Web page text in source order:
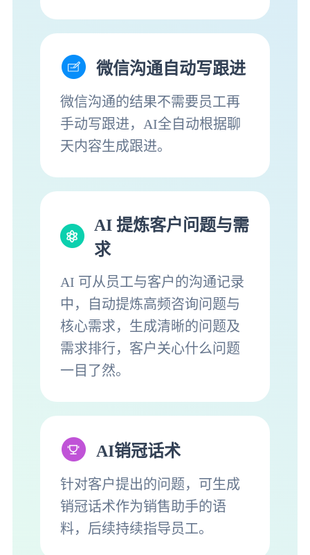
微信沟通自动写跟进
微信沟通的结果不需要员工再
手动写跟进，AI全自动根据聊
天内容生成跟进。
AI 提炼客户问题与需
求
AI 可从员工与客户的沟通记录
中，自动提炼高频咨询问题与
核心需求，生成清晰的问题及
需求排行，客户关心什么问题
一目了然。
AI销冠话术
针对客户提出的问题，可生成
销冠话术作为销售助手的语
料，后续持续指导员工。